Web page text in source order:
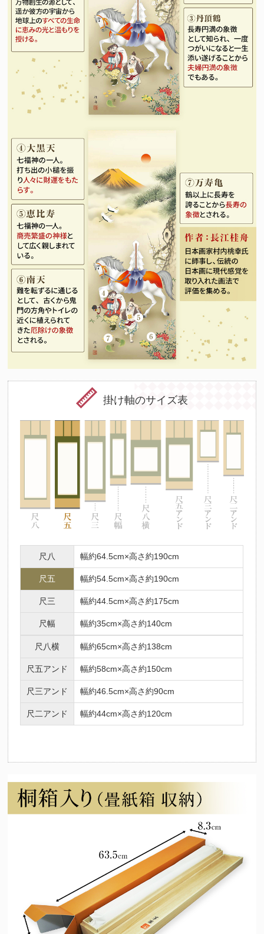
掛け軸のサイズ表
尺八 幅約64.5cm×高さ約190cm
尺五 幅約54.5cm×高さ約190cm
尺三 幅約44.5cm×高さ約175cm
尺幅 幅約35cm×高さ約140cm
尺八横 幅約65cm×高さ約138cm
尺五アンド 幅約58cm×高さ約150cm
尺三アンド 幅約46.5cm×高さ約90cm
尺二アンド 幅約44cm×高さ約120cm